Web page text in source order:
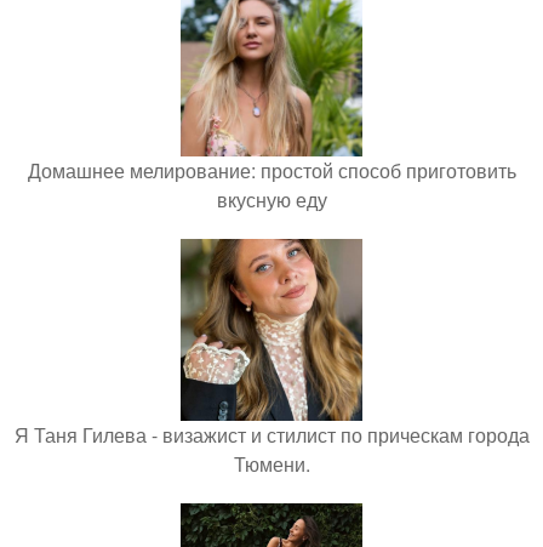
Домашнее мелирование: простой способ приготовить
вкусную еду
Я Таня Гилева - визажист и стилист по прическам города
Тюмени.